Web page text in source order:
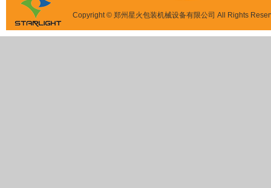
Copyright © 郑州星火包装机械设备有限公司 All Rights